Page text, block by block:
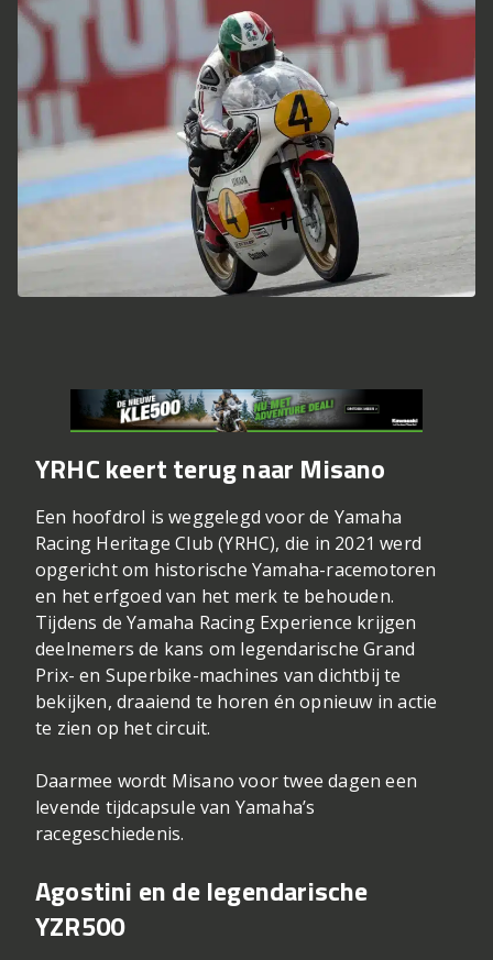
YRHC keert terug naar Misano
Een hoofdrol is weggelegd voor de Yamaha
Racing Heritage Club (YRHC), die in 2021 werd
opgericht om historische Yamaha-racemotoren
en het erfgoed van het merk te behouden.
Tijdens de Yamaha Racing Experience krijgen
deelnemers de kans om legendarische Grand
Prix- en Superbike-machines van dichtbij te
bekijken, draaiend te horen én opnieuw in actie
te zien op het circuit.
Daarmee wordt Misano voor twee dagen een
levende tijdcapsule van Yamaha’s
racegeschiedenis.
Agostini en de legendarische
YZR500